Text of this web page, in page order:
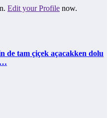
Edit your Profile now.
de tam çiçek açacakken dolu